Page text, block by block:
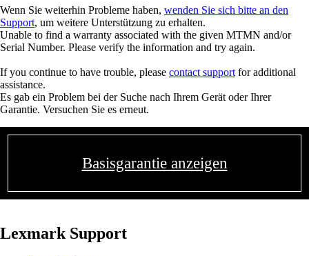
Wenn Sie weiterhin Probleme haben, wenden Sie sich bitte an den
Support, um weitere Unterstützung zu erhalten.
Unable to find a warranty associated with the given MTMN and/or
Serial Number. Please verify the information and try again.
If you continue to have trouble, please contact support for additional
assistance.
Es gab ein Problem bei der Suche nach Ihrem Gerät oder Ihrer
Garantie. Versuchen Sie es erneut.
Basisgarantie anzeigen
Lexmark Support